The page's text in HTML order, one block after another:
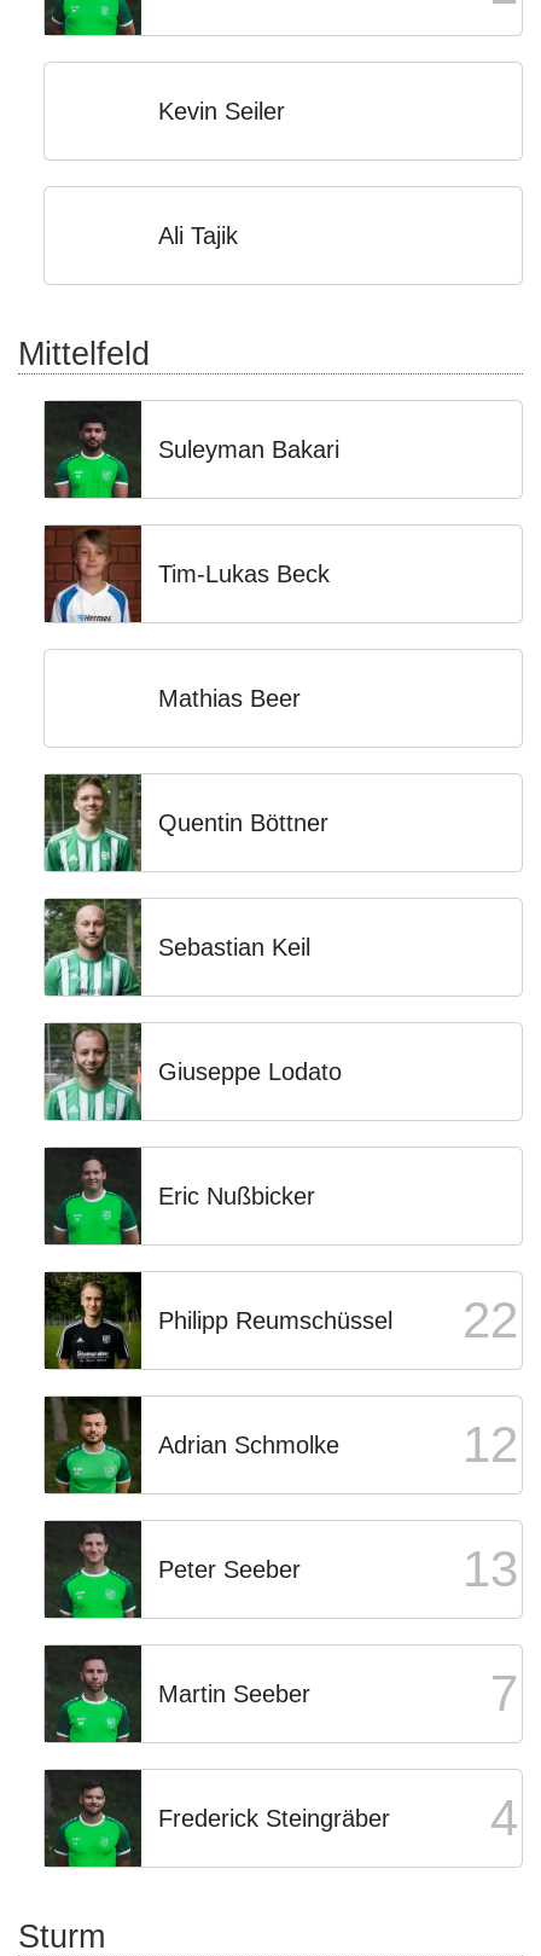
Kevin Seiler
Ali Tajik
Mittelfeld
Suleyman Bakari
Tim-Lukas Beck
Mathias Beer
Quentin Böttner
Sebastian Keil
Giuseppe Lodato
Eric Nußbicker
Philipp Reumschüssel 22
Adrian Schmolke 12
Peter Seeber 13
Martin Seeber 7
Frederick Steingräber 4
Sturm